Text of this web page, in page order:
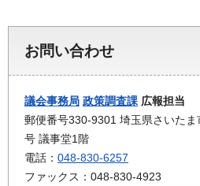
お問い合わせ
議会事務局 政策調査課 広報担当
郵便番号330-9301 埼玉県さいた
号 議事堂1階
電話： 048-830-6257
ファックス：048-830-4923